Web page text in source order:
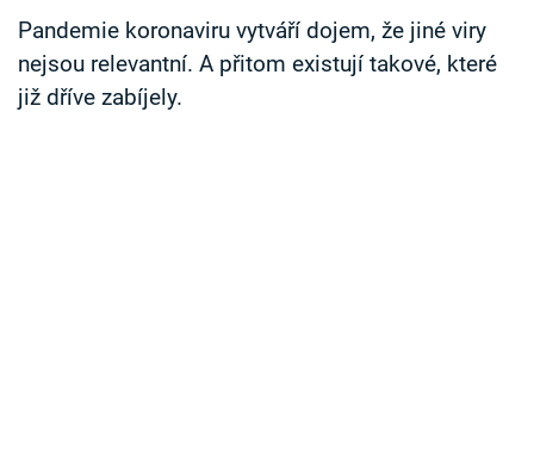
Sledujte nás
Pandemie koronaviru vytváří dojem, že jiné viry
nejsou relevantní. A přitom existují takové, které
již dříve zabíjely.